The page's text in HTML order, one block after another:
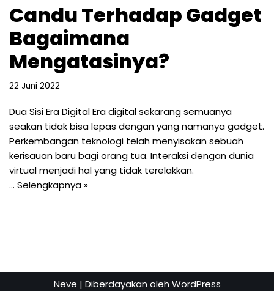
Candu Terhadap Gadget
Bagaimana
Mengatasinya?
22 Juni 2022
Dua Sisi Era Digital Era digital sekarang semuanya
seakan tidak bisa lepas dengan yang namanya gadget.
Perkembangan teknologi telah menyisakan sebuah
kerisauan baru bagi orang tua. Interaksi dengan dunia
virtual menjadi hal yang tidak terelakkan.
… Selengkapnya »
Neve | Diberdayakan oleh WordPress